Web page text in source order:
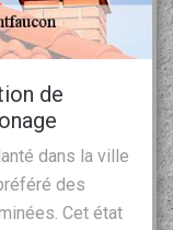
de
dans la ville
des
Cet état